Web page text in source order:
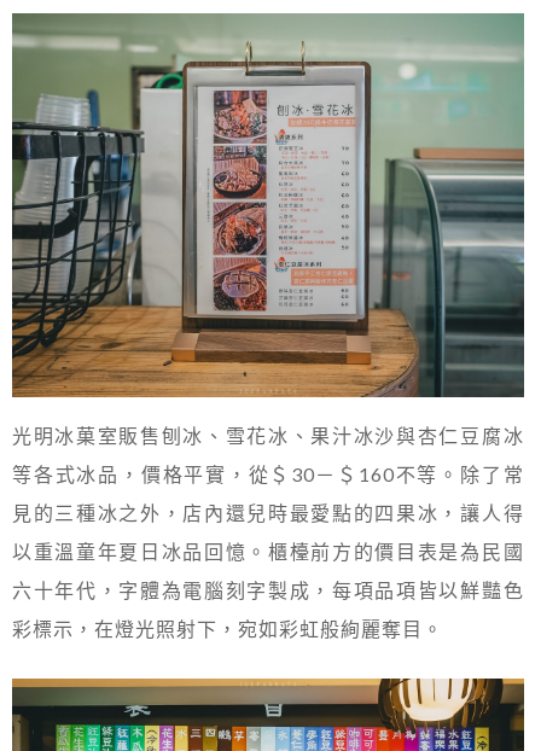
光明冰菓室販售刨冰、雪花冰、果汁冰沙與杏仁豆腐冰
等各式冰品，價格平實，從＄30－＄160不等。除了常
見的三種冰之外，店內還兒時最愛點的四果冰，讓人得
以重溫童年夏日冰品回憶。櫃檯前方的價目表是為民國
六十年代，字體為電腦刻字製成，每項品項皆以鮮豔色
彩標示，在燈光照射下，宛如彩虹般絢麗奪目。